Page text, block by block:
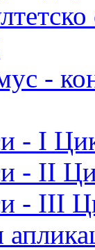
-
- I
- II
- III